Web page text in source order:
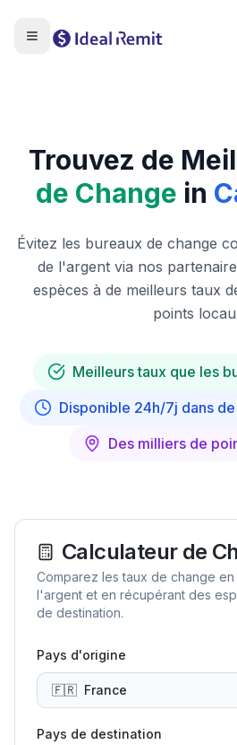
Trouvez de
de Change in
Évitez les bureaux de change
de l'argent via nos
espèces à de meilleurs taux
points
Meilleurs taux que les
Disponible 24h/7j dans
Des milliers de
Calculateur de
Comparez les taux de change
l'argent et en récupérant des
de destination.
Pays d'origine
🇫🇷 France
Pays de destination